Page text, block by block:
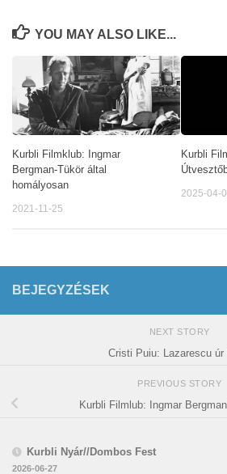
YOU MAY ALSO LIKE...
Kurbli Filmklub: Ingmar
Bergman-Tükör által
homályosan
2021-11-25
Kurbli
2025-04-
BEJEGYZÉSEK
NEXT STORY
Cristi Puiu: Lazarescu úr
PREVIOUS STORY
Kurbli Filmlub: Ingmar
Kurbli Nyár//Dombos Fest
2026-06-27